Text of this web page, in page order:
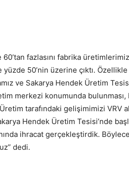
fazlasını fabrika
yüzde 50’nin üzerine çıktı.
ve Sakarya Hendek Üretim
merkezi konumunda
tarafındaki gelişimimizi VRV
Hendek Üretim Tesisi’nde
ihracat gerçekleştirdik.
dedi.